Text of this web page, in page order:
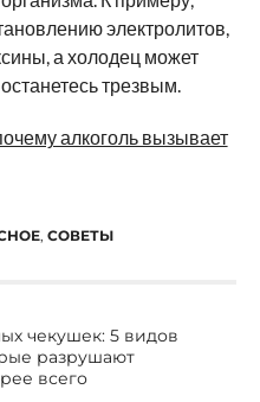
электролитов,
а холодец может
трезвым.
алкоголь вызывает
, СОВЕТЫ
чекушек: 5 видов
разрушают
всего